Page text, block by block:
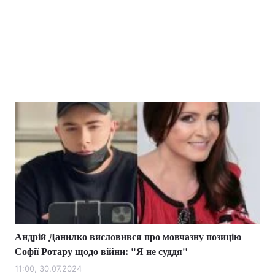
Андрій Данилко висловився про мовчазну позицію
Софії Ротару щодо війни: "Я не суддя"
11:00, 30.07.2024